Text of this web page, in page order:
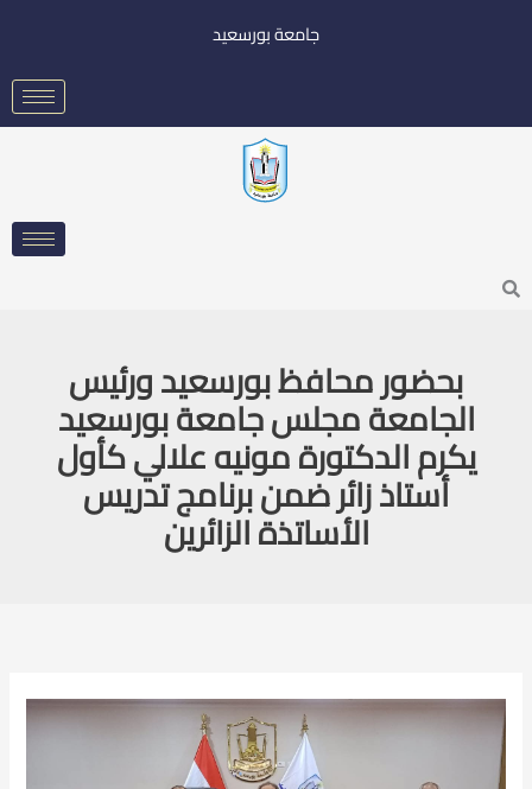
جامعة بورسعيد
Search
بحضور محافظ بورسعيد ورئيس
الجامعة مجلس جامعة بورسعيد
يكرم الدكتورة مونيه علالي كأول
أستاذ زائر ضمن برنامج تدريس
الأساتذة الزائرين